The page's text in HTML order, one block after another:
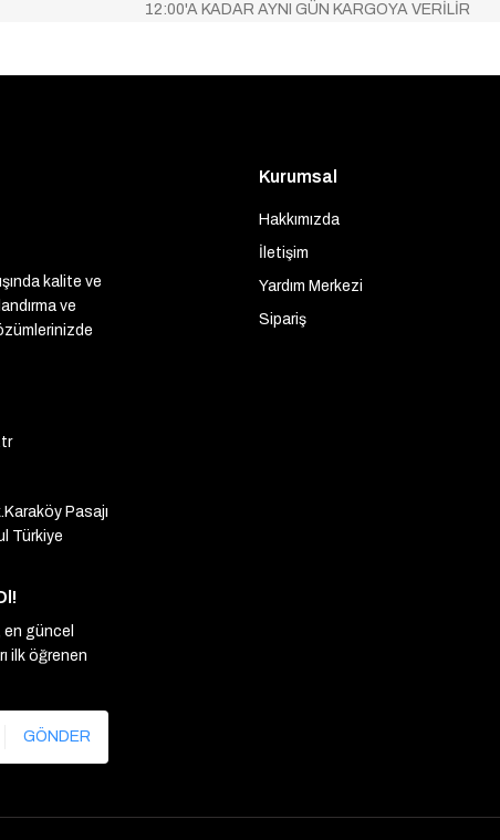
12:00'A KADAR AYNI GÜN KARGOYA VERİLİR
kalite ve
ve
Pasajı
Türkiye
Kurumsal
Hakkımızda
İletişim
Yardım Merkezi
Sipariş
güncel
ilk öğrenen
GÖNDER